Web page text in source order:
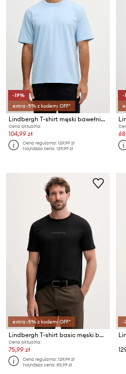
-19%
extra -5% z kodem: OFF*
Lindbergh T-shirt męski bawełniany
Cena aktualna:
104,99 zł
Cena regularna:129,99 zł
Najniższa cena:129,99 zł
-
extra -5% z kodem: OFF*
Lindbergh T-shirt basic męski bawełniany
Cena aktualna:
75,99 zł
Cena regularna:129,99 zł
Najniższa cena:83,99 zł
-